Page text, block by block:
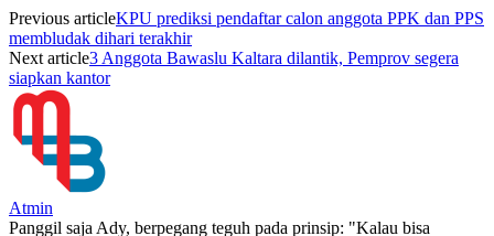
Previous articleKPU prediksi pendaftar calon anggota PPK dan PPS
membludak dihari terakhir
Next article3 Anggota Bawaslu Kaltara dilantik, Pemprov segera
siapkan kantor
Atmin
Panggil saja Ady, berpegang teguh pada prinsip: "Kalau bisa